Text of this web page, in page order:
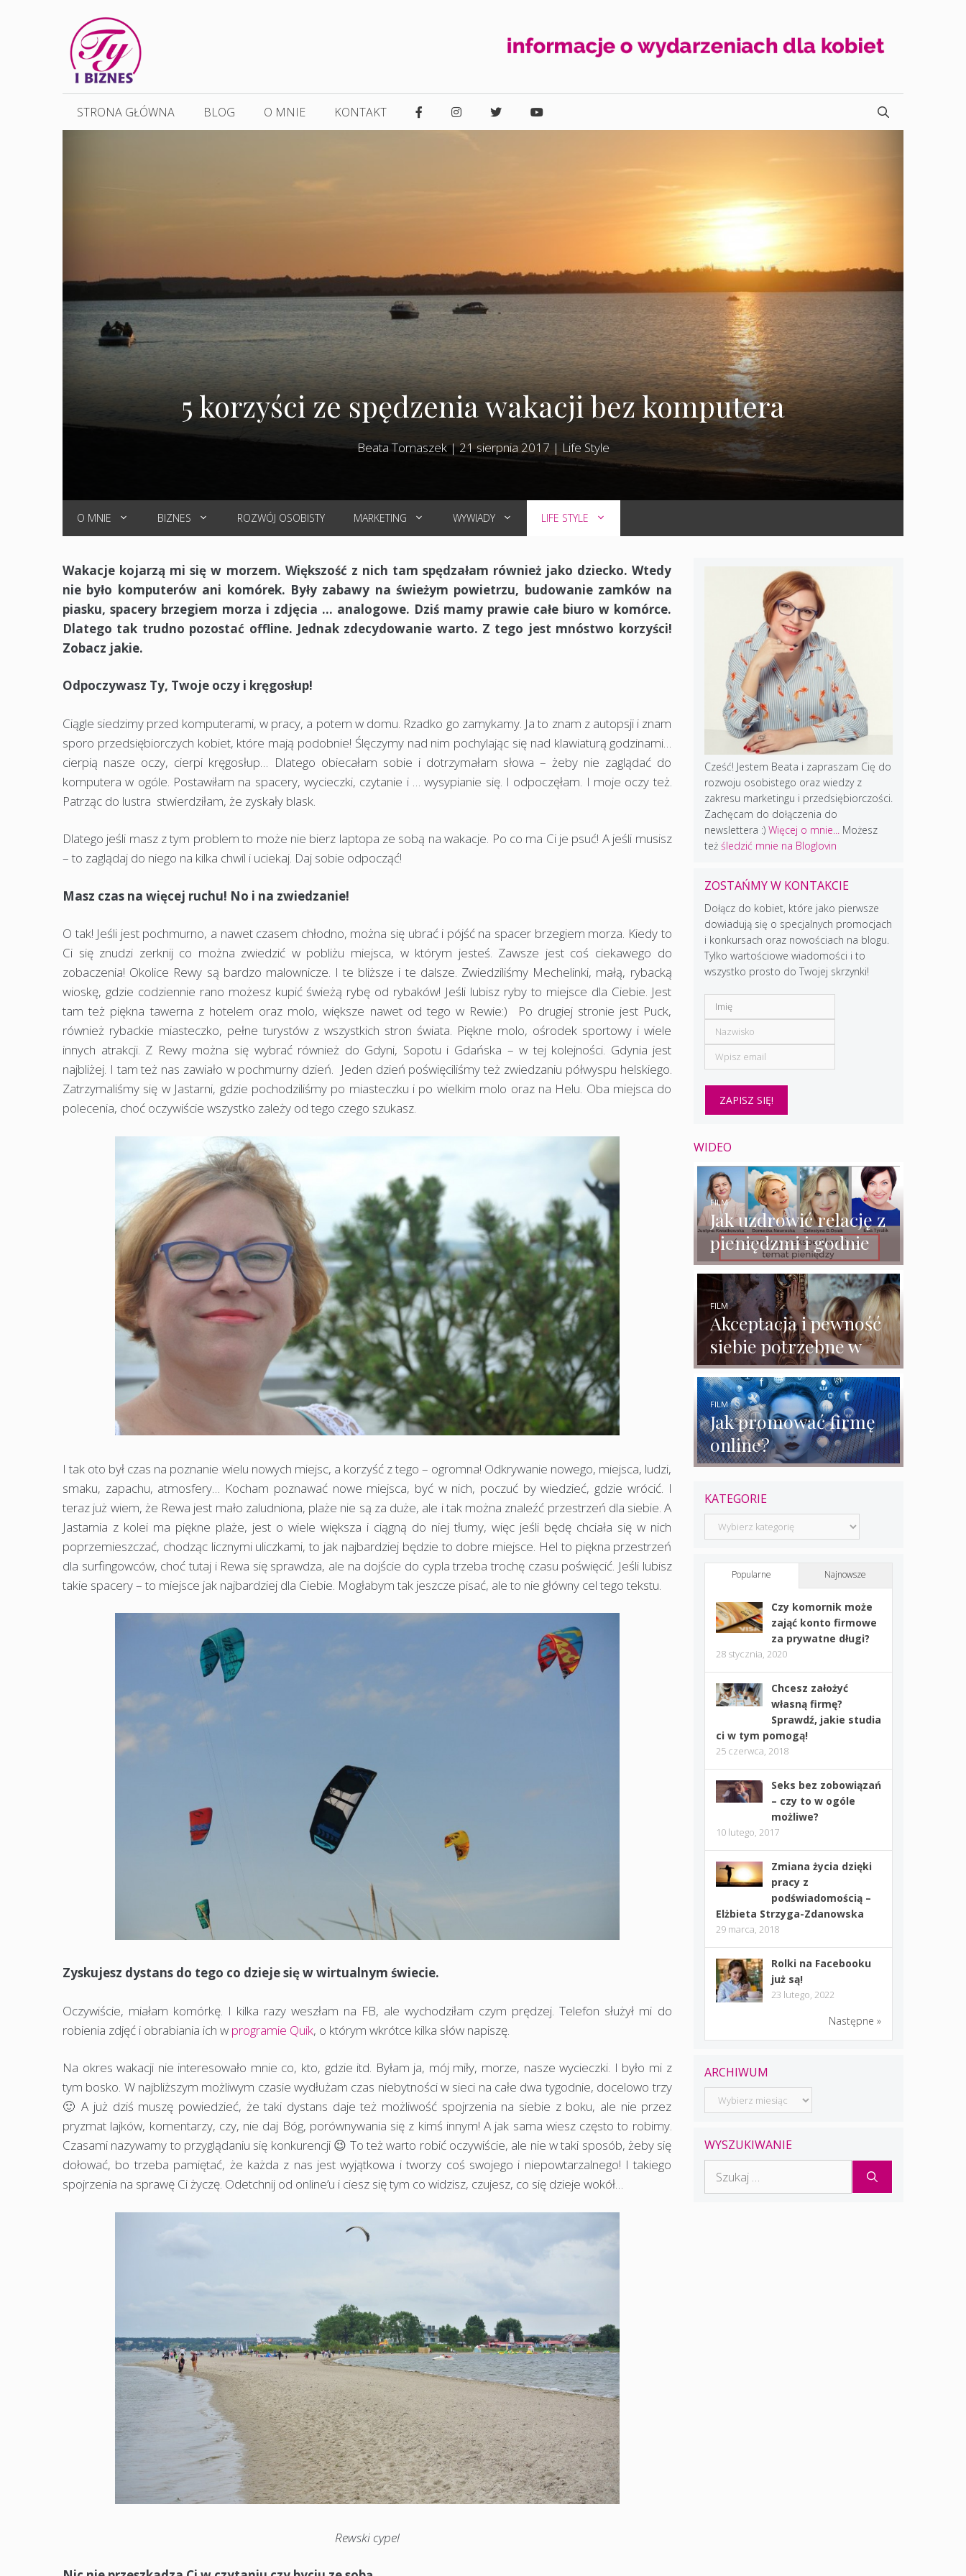
STRONA GŁÓWNA BLOG O MNIE KONTAKT
5 korzyści ze spędzenia wakacji bez komputera
Beata Tomaszek|21 sierpnia 2017 | Life Style
O MNIE BIZNES ROZWÓJ OSOBISTY MARKETING WYWIADY LIFE STYLE
Wakacje kojarzą mi się w morzem. Większość z nich tam spędzałam również jako dziecko. Wtedy
nie było komputerów ani komórek. Były zabawy na świeżym powietrzu, budowanie zamków na
piasku, spacery brzegiem morza i zdjęcia … analogowe. Dziś mamy prawie całe biuro w komórce.
Dlatego tak trudno pozostać offline. Jednak zdecydowanie warto. Z tego jest mnóstwo korzyści!
Zobacz jakie.
Odpoczywasz Ty, Twoje oczy i kręgosłup!
Ciągle siedzimy przed komputerami, w pracy, a potem w domu. Rzadko go zamykamy. Ja to znam z autopsji i znam
sporo przedsiębiorczych kobiet, które mają podobnie! Ślęczymy nad nim pochylając się nad klawiaturą godzinami…
cierpią nasze oczy, cierpi kręgosłup… Dlatego obiecałam sobie i dotrzymałam słowa – żeby nie zaglądać do
komputera w ogóle. Postawiłam na spacery, wycieczki, czytanie i … wysypianie się. I odpoczęłam. I moje oczy też.
Patrząc do lustra stwierdziłam, że zyskały blask.
Dlatego jeśli masz z tym problem to może nie bierz laptopa ze sobą na wakacje. Po co ma Ci je psuć! A jeśli musisz
– to zaglądaj do niego na kilka chwil i uciekaj. Daj sobie odpocząć!
Masz czas na więcej ruchu! No i na zwiedzanie!
O tak! Jeśli jest pochmurno, a nawet czasem chłodno, można się ubrać i pójść na spacer brzegiem morza. Kiedy to
Ci się znudzi zerknij co można zwiedzić w pobliżu miejsca, w którym jesteś. Zawsze jest coś ciekawego do
zobaczenia! Okolice Rewy są bardzo malownicze. I te bliższe i te dalsze. Zwiedziliśmy Mechelinki, małą, rybacką
wioskę, gdzie codziennie rano możesz kupić świeżą rybę od rybaków! Jeśli lubisz ryby to miejsce dla Ciebie. Jest
tam też piękna tawerna z hotelem oraz molo, większe nawet od tego w Rewie:) Po drugiej stronie jest Puck,
również rybackie miasteczko, pełne turystów z wszystkich stron świata. Piękne molo, ośrodek sportowy i wiele
innych atrakcji. Z Rewy można się wybrać również do Gdyni, Sopotu i Gdańska – w tej kolejności. Gdynia jest
najbliżej. I tam też nas zawiało w pochmurny dzień. Jeden dzień poświęciliśmy też zwiedzaniu półwyspu helskiego.
Zatrzymaliśmy się w Jastarni, gdzie pochodziliśmy po miasteczku i po wielkim molo oraz na Helu. Oba miejsca do
polecenia, choć oczywiście wszystko zależy od tego czego szukasz.
I tak oto był czas na poznanie wielu nowych miejsc, a korzyść z tego – ogromna! Odkrywanie nowego, miejsca, ludzi,
smaku, zapachu, atmosfery… Kocham poznawać nowe miejsca, być w nich, poczuć by wiedzieć, gdzie wrócić. I
teraz już wiem, że Rewa jest mało zaludniona, plaże nie są za duże, ale i tak można znaleźć przestrzeń dla siebie. A
Jastarnia z kolei ma piękne plaże, jest o wiele większa i ciągną do niej tłumy, więc jeśli będę chciała się w nich
poprzemieszczać, chodząc licznymi uliczkami, to jak najbardziej będzie to dobre miejsce. Hel to piękna przestrzeń
dla surfingowców, choć tutaj i Rewa się sprawdza, ale na dojście do cypla trzeba trochę czasu poświęcić. Jeśli lubisz
takie spacery – to miejsce jak najbardziej dla Ciebie. Mogłabym tak jeszcze pisać, ale to nie główny cel tego tekstu.
Zyskujesz dystans do tego co dzieje się w wirtualnym świecie.
Oczywiście, miałam komórkę. I kilka razy weszłam na FB, ale wychodziłam czym prędzej. Telefon służył mi do
robienia zdjęć i obrabiania ich w programie Quik, o którym wkrótce kilka słów napiszę.
Na okres wakacji nie interesowało mnie co, kto, gdzie itd. Byłam ja, mój miły, morze, nasze wycieczki. I było mi z
tym bosko. W najbliższym możliwym czasie wydłużam czas niebytności w sieci na całe dwa tygodnie, docelowo trzy
🙂 A już dziś muszę powiedzieć, że taki dystans daje też możliwość spojrzenia na siebie z boku, ale nie przez
pryzmat lajków, komentarzy, czy, nie daj Bóg, porównywania się z kimś innym! A jak sama wiesz często to robimy.
Czasami nazywamy to przyglądaniu się konkurencji 😉 To też warto robić oczywiście, ale nie w taki sposób, żeby się
dołować, bo trzeba pamiętać, że każda z nas jest wyjątkowa i tworzy coś swojego i niepowtarzalnego! I takiego
spojrzenia na sprawę Ci życzę. Odetchnij od online’u i ciesz się tym co widzisz, czujesz, co się dzieje wokół…
Rewski cypel
Cześć! Jestem Beata i zapraszam Cię do
rozwoju osobistego oraz wiedzy z
zakresu marketingu i przedsiębiorczości.
Zachęcam do dołączenia do
newslettera :) Więcej o mnie...Możesz
też śledzić mnie na Bloglovin
ZOSTAŃMY W KONTAKCIE
Dołącz do kobiet, które jako pierwsze
dowiadują się o specjalnych promocjach
i konkursach oraz nowościach na blogu.
Tylko wartościowe wiadomości i to
wszystko prosto do Twojej skrzynki!
WIDEO
Jak uzdrowić relację z
pieniędzmi i godnie
zarabiać? – 4
rozmowy z
ekspertkami
FILM
Akceptacja i pewność
siebie potrzebne w
biznesie?
FILM
Jak promować firmę
online?
FILM
KATEGORIE
Kategorie
Popularne Najnowsze
Czy komornik może
zająć konto firmowe
za prywatne długi?
28 stycznia, 2020
Chcesz założyć
własną firmę?
Sprawdź, jakie studia
ci w tym pomogą!
25 czerwca, 2018
Seks bez zobowiązań
– czy to w ogóle
możliwe?
10 lutego, 2017
Zmiana życia dzięki
pracy z
podświadomością –
Elżbieta Strzyga-Zdanowska
29 marca, 2018
Rolki na Facebooku
już są!
23 lutego, 2022
Następne »
ARCHIWUM
Archiwum
WYSZUKIWANIE